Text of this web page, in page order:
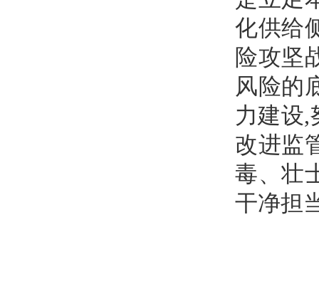
化供给
险攻坚
风险的
力建设,
改进监
毒、壮
干净担